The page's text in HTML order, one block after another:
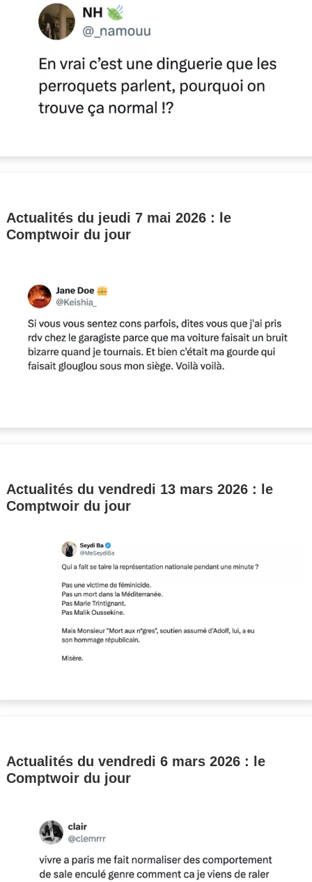
Actualités du jeudi 7 mai 2026 : le
Comptwoir du jour
Actualités du vendredi 13 mars 2026 : le
Comptwoir du jour
Actualités du vendredi 6 mars 2026 : le
Comptwoir du jour